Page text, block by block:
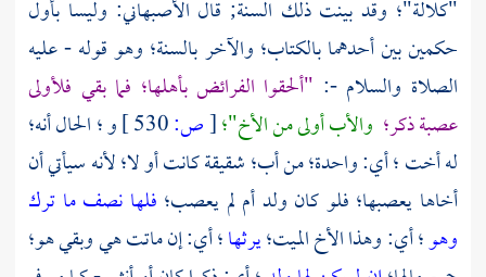
"كلالة"؛ وقد بينت ذلك السنة; قال الأصبهاني: وليسا بأول
حكمين بين أحدهما بالكتاب؛ والآخر بالسنة؛ وهو قوله - عليه
الصلاة والسلام -: "ألحقوا الفرائض بأهلها؛ فما بقي فلأولى
عصبة ذكر؛ والأب أولى من الأخ"؛[ص:
و ؛ الحال أنه؛
له أخت ؛ أي: واحدة؛ من أب؛ شقيقة كانت أو لا؛ لأنه سيأتي أن
أخاها يعصبها؛ فلو كان ولد أم لم يعصب؛ فلها نصف ما ترك
وهو؛ أي: وهذا الأخ الميت؛يرثها؛ أي: إن ماتت هي وبقي هو؛